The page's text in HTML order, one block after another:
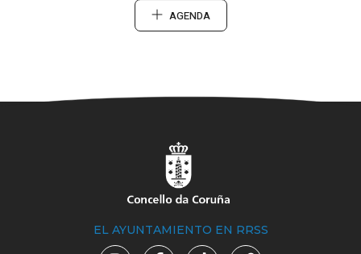
AGENDA
EL AYUNTAMIENTO EN RRSS